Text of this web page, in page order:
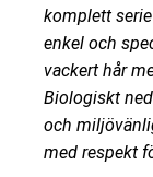
komplett
enkel och
vackert hår
Biologiskt
och
med respekt